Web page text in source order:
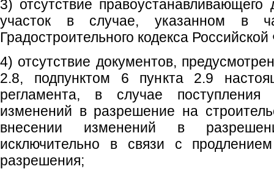
3) отсутствие
участок в случае, указанном в
Градостроительного кодекса
4) отсутствие документов,
2.8, подпунктом 6 пункта 2.9
регламента, в случае
изменений в разрешение на
внесении изменений в
исключительно в связи с
разрешения;